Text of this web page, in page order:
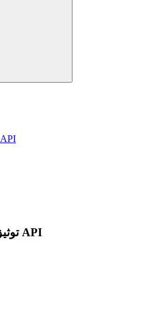
مرجع واجهة برمجة التطبيقات API
توثيق واجهة برمجة التطبيقات API